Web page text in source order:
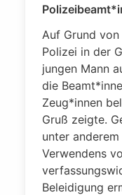
Auf Grund
Polizei in der
jungen Mann
die
Zeug*innen
Gruß zeigte.
unter
Verwendens
Beleidigung